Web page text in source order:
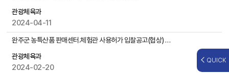
등
관광체육과
2024-04-11
완주군 농특산품 판매센터․체험관 사용허가 입찰공고(협상) 게시
관광체육과
2024-02-20
QUICK